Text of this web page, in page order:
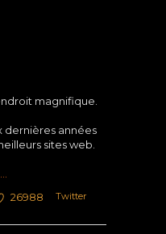
magnifique.
dernières années
sites web.
26988 Twitter